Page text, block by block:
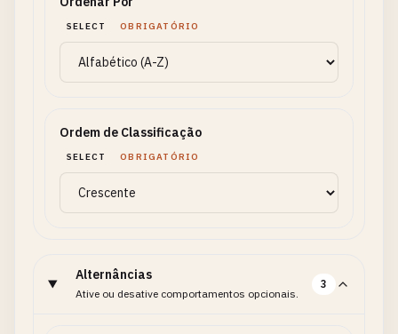
SELECT OBRIGATÓRIO
Ordem de Classificação
SELECT OBRIGATÓRIO
Alternâncias
Ative ou desative comportamentos opcionais.
3